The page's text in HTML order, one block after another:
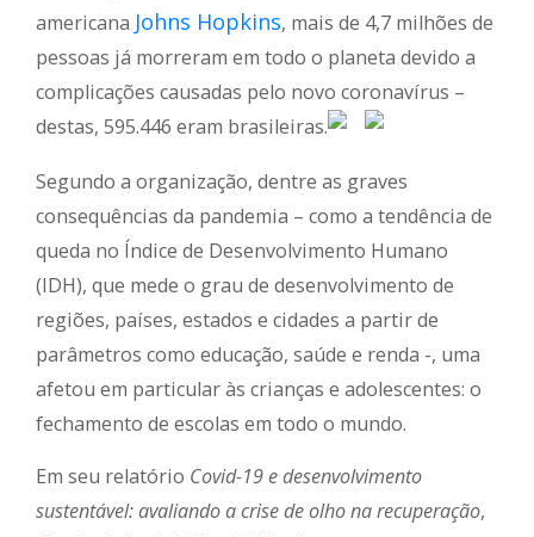
americana Johns Hopkins, mais de 4,7 milhões de
pessoas já morreram em todo o planeta devido a
complicações causadas pelo novo coronavírus –
destas, 595.446 eram brasileiras.
Segundo a organização, dentre as graves
consequências da pandemia – como a tendência de
queda no Índice de Desenvolvimento Humano
(IDH), que mede o grau de desenvolvimento de
regiões, países, estados e cidades a partir de
parâmetros como educação, saúde e renda -, uma
afetou em particular às crianças e adolescentes: o
fechamento de escolas em todo o mundo.
Em seu relatório Covid-19 e desenvolvimento
sustentável: avaliando a crise de olho na recuperação,